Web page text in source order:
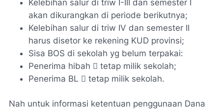
Kelebihan salur di triw I-III dan semester I
akan dikurangkan di periode berikutnya;
Kelebihan salur di triw IV dan semester II
harus disetor ke rekening KUD provinsi;
Sisa BOS di sekolah yg belum terpakai:
Penerima hibah  tetap milik sekolah;
Penerima BL  tetap milik sekolah.
Nah untuk informasi ketentuan penggunaan Dana